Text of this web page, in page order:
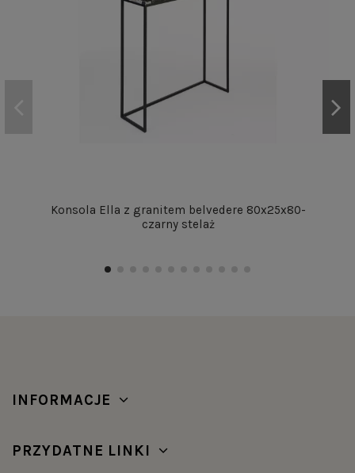
Konsola Ella z granitem belvedere 80x25x80-
czarny stelaż
INFORMACJE
PRZYDATNE LINKI